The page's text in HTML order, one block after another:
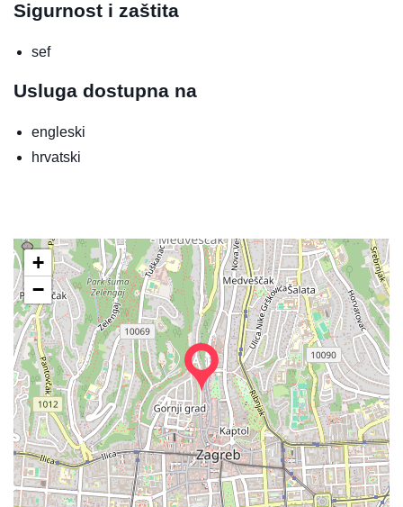
Sigurnost i zaštita
sef
Usluga dostupna na
engleski
hrvatski
+
−